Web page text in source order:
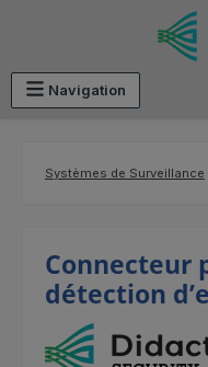
Passer au contenu principal
Navigation
Systèmes de Surveillance
Connecteur
détection